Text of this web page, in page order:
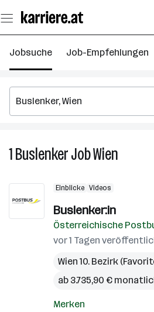
Seiteninhalt
springen
Jobsuche Job-Empfehlungen
1BuslenkerJobWien
Einblicke Videos
Buslenker:in
Österreichische
vor 1 Tagen
Wien 10. Bezirk
ab 3.735,90 €
Merken